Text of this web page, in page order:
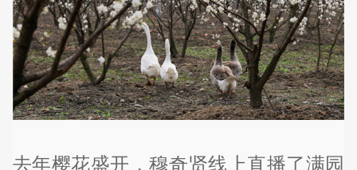
去年樱花盛开，穆奇贤线上直播了满园